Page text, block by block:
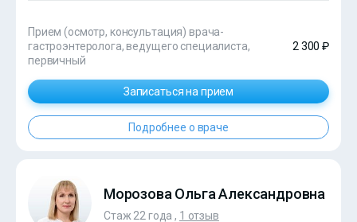
Прием (осмотр, консультация) врача-
гастроэнтеролога, ведущего специалиста,
первичный
2 300 ₽
Записаться на прием
Подробнее о враче
Морозова Ольга Александровна
Стаж 22 года , 1 отзыв